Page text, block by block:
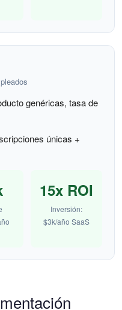
genéricas, tasa de
únicas +
15x ROI
Inversión:
$3k/año SaaS